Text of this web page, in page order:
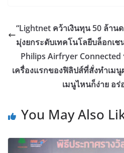
“Lightnet คว้าเงินทุน 50 ล้าน
มุ่งยกระดับเทคโนโลยีบล็อกเช
Philips Airfryer
เครื่องแรกของฟิลิปส์ที่สั่งทำเม
เมนูไหนก็ง่าย อ
You May Also